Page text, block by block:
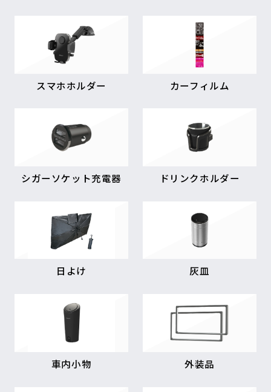
スマホホルダー カーフィルム
シガーソケット充電器 ドリンクホルダー
日よけ 灰皿
車内小物 外装品